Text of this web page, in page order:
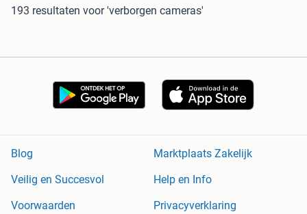
193 resultaten voor 'verborgen cameras'
Blog
Marktplaats Zakelijk
Veilig en Succesvol
Help en Info
Voorwaarden
Privacyverklaring